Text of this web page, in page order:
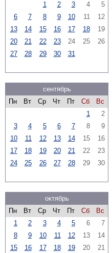
1
2 3 4
5
6
7 8 9 10 11
12
13
14 15 16 17 18
19
20
21 22 23 24 25
26
27
28 29 30 31
сентябрь
Пн
Вт Ср Чт Пт Сб
Вс
1
2
3
4 5 6 7 8
9
10
11 12 13 14 15
16
17
18 19 20 21 22
23
24
25 26 27 28 29 30
октябрь
Пн
Вт Ср Чт Пт Сб
Вс
1
2 3 4 5 6
7
8
9 10 11 12 13
14
15
16 17 18 19 20
21